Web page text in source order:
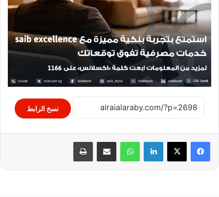
نسخ الرابط
لينكدإن واتساب مشاركة عبر البريد طباعة